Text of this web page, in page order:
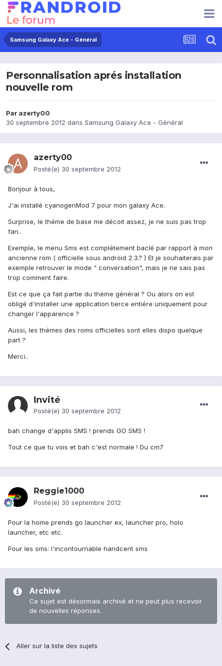
Samsung Galaxy Ace - Général
Personnalisation aprés installation
nouvelle rom
Parazerty00
30 septembre 2012 dans Samsung Galaxy Ace - Général
azerty00
Posté(e) 30 septembre 2012
Bonjour à tous,
J'ai installé cyanogenMod 7 pour mon galaxy Ace.
Surprise, le théme de base me décoit assez, je ne suis pas trop
fan..
Exemple, le menu Sms est complétement baclé par rapport à mon
ancienne rom ( officielle sous android 2.3.? ) Et je souhaiterais par
exemple retrouver le mode " conversation", mais je ne sais pas
trop comment faire.
Est ce que ça fait partie du théme général ? Ou alors on est
obligé d'installer une application tierce entiére uniquement pour
changer l'apparence ?
Aussi, les thémes des roms officielles sont elles dispo quelque
part ?
Merci..
Invité
Posté(e) 30 septembre 2012
bah change d'applis SMS ! prends GO SMS !
Tout ce que tu vois et bah c'est normale ! Du cm7
Reggie1000
Posté(e) 30 septembre 2012
Pour la home prends go launcher ex, launcher pro, holo
launcher, etc etc.
Pour les sms: l'incontournable handcent sms
Archivé
Ce sujet est désormais archivé et ne peut plus recevoir
de nouvelles réponses.
Aller sur la liste des sujets